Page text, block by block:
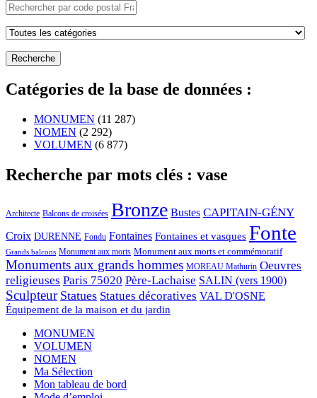
Catégories de la base de données :
MONUMEN (11 287)
NOMEN (2 292)
VOLUMEN (6 877)
Recherche par mots clés : vase
Architecte Balcons de croisées Bronze Bustes CAPITAIN-GÉNY
Croix DURENNE Fondu Fontaines Fontaines et vasques Fonte
Grands balcons Monument aux morts Monument aux morts et commémoratif
Monuments aux grands hommes MOREAU Mathurin Oeuvres
religieuses Paris 75020 Père-Lachaise SALIN (vers 1900)
Sculpteur Statues Statues décoratives VAL D'OSNE
Équipement de la maison et du jardin
MONUMEN
VOLUMEN
NOMEN
Ma Sélection
Mon tableau de bord